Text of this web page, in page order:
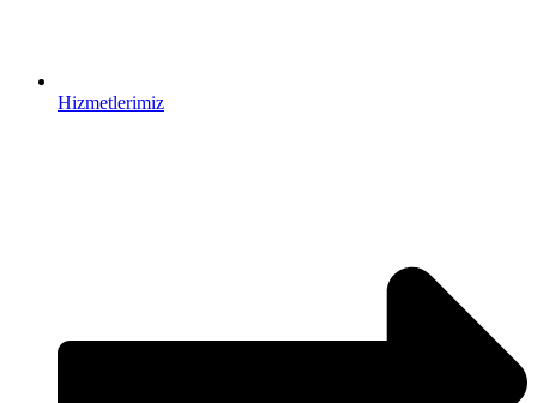
Hizmetlerimiz